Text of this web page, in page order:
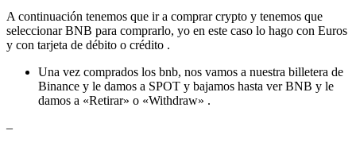
A continuación tenemos que ir a comprar crypto y tenemos que
seleccionar BNB para comprarlo, yo en este caso lo hago con Euros
y con tarjeta de débito o crédito .
Una vez comprados los bnb, nos vamos a nuestra billetera de
Binance y le damos a SPOT y bajamos hasta ver BNB y le
damos a «Retirar» o «Withdraw» .
–